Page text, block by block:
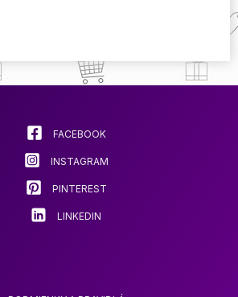
Možnosti
na
stránke
produktu.
FACEBOOK
INSTAGRAM
PINTEREST
LINKEDIN